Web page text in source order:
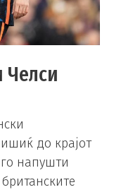
Челси
до крајот
напушти